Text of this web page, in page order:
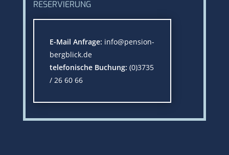
RESERVIERUNG
E-Mail Anfrage: info@pension-
bergblick.de
telefonische Buchung: (0)3735
/ 26 60 66